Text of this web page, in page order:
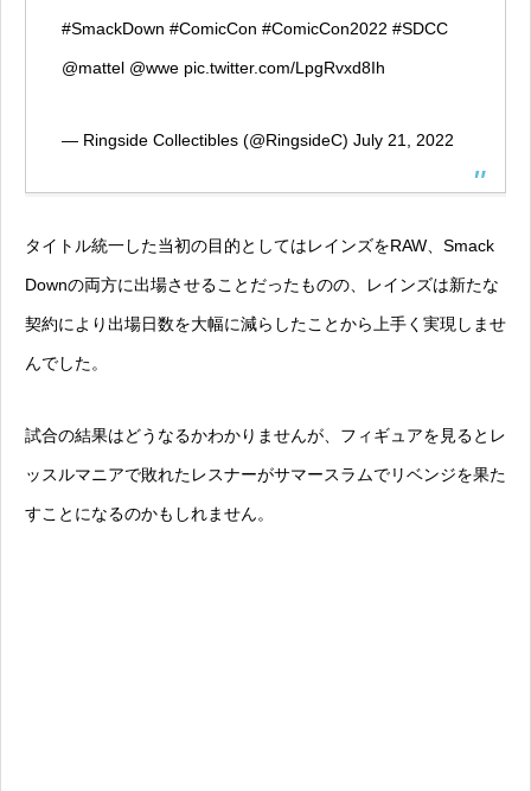
#SmackDown #ComicCon #ComicCon2022 #SDCC
@mattel @wwe pic.twitter.com/LpgRvxd8Ih
— Ringside Collectibles (@RingsideC) July 21, 2022
タイトル統一した当初の目的としてはレインズをRAW、Smack
Downの両方に出場させることだったものの、レインズは新たな
契約により出場日数を大幅に減らしたことから上手く実現しませ
んでした。
試合の結果はどうなるかわかりませんが、フィギュアを見るとレ
ッスルマニアで敗れたレスナーがサマースラムでリベンジを果た
すことになるのかもしれません。